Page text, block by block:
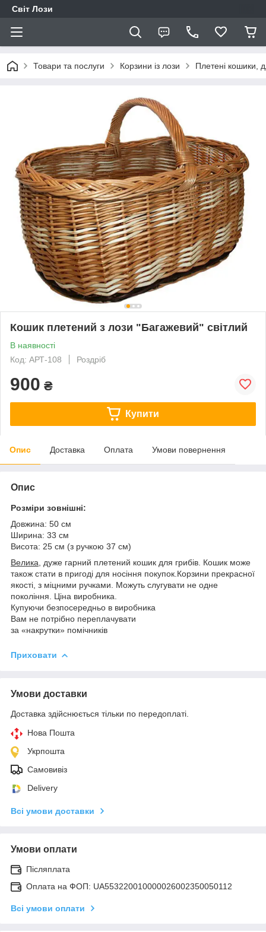
Світ Лози
Товари та послуги Корзини із лози Плетені кошики,
Кошик плетений з лози "Багажевий" світлий
В наявності
Код: АРТ-108
Роздріб
900 ₴
Купити
Опис Доставка Оплата Умови повернення
Опис
Розміри зовнішні:
Довжина: 50 см
Ширина: 33 см
Висота: 25 см (з ручкою 37 см)
Велика,
дуже гарний плетений кошик для грибів. Кошик може
також стати в пригоді для носіння покупок.Корзини прекрасної
якості, з міцними ручками. Можуть слугувати не одне
покоління. Ціна виробника.
Купуючи безпосередньо в виробника
Вам не потрібно переплачувати
за «накрутки» помічників
Приховати
Умови доставки
Доставка здійснюється тільки по передоплаті.
Нова Пошта
Укрпошта
Самовивіз
Delivery
Всі умови доставки
Умови оплати
Післяплата
Оплата на ФОП: UA553220010000026002350050112
Всі умови оплати